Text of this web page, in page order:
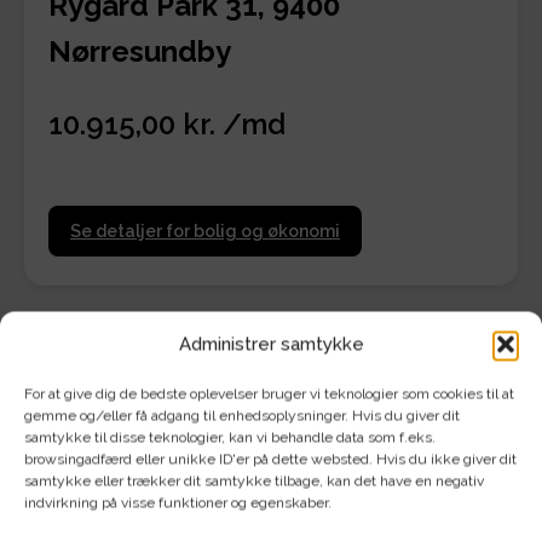
Administrer samtykke
For at give dig de bedste oplevelser bruger vi teknologier som cookies til at
gemme og/eller få adgang til enhedsoplysninger. Hvis du giver dit
samtykke til disse teknologier, kan vi behandle data som f.eks.
browsingadfærd eller unikke ID'er på dette websted. Hvis du ikke giver dit
samtykke eller trækker dit samtykke tilbage, kan det have en negativ
indvirkning på visse funktioner og egenskaber.
Nørresundby
10.915,00 kr. /md
Se detaljer for bolig og økonomi
Om området - Rygård Park -
rækkehuse